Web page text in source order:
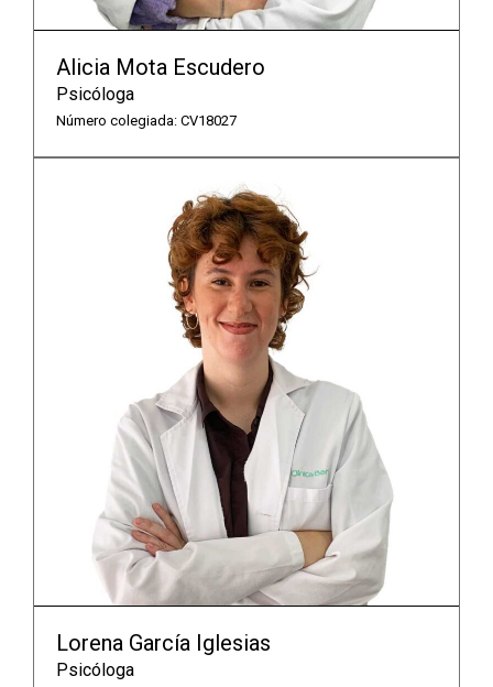
Alicia Mota Escudero
Psicóloga
Número colegiada: CV18027
Lorena García Iglesias
Psicóloga